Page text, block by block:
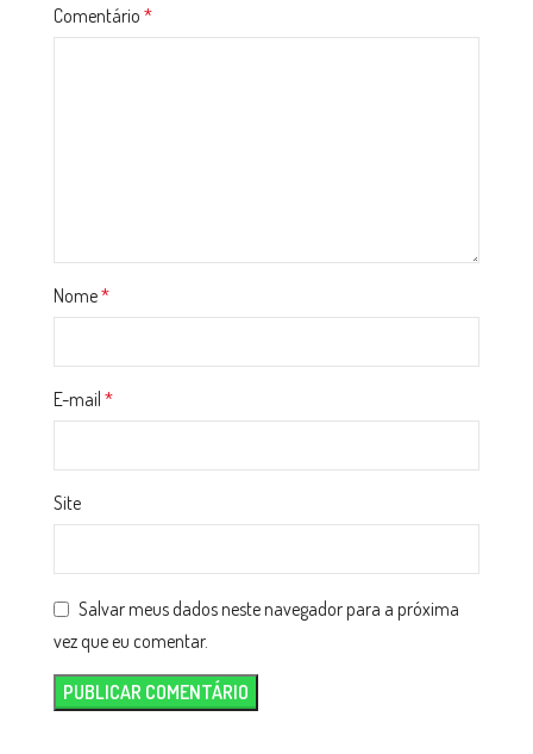
Comentário *
Nome*
E-mail *
Site
Salvar meus dados neste navegador para a próxima
vez que eu comentar.